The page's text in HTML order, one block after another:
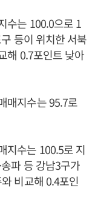
수는 100.0으로 1
등이 위치한 서북
해 0.7포인트 낮아
매지수는 95.7로
지수는 100.5로 지
파 등 강남3구가
비교해 0.4포인